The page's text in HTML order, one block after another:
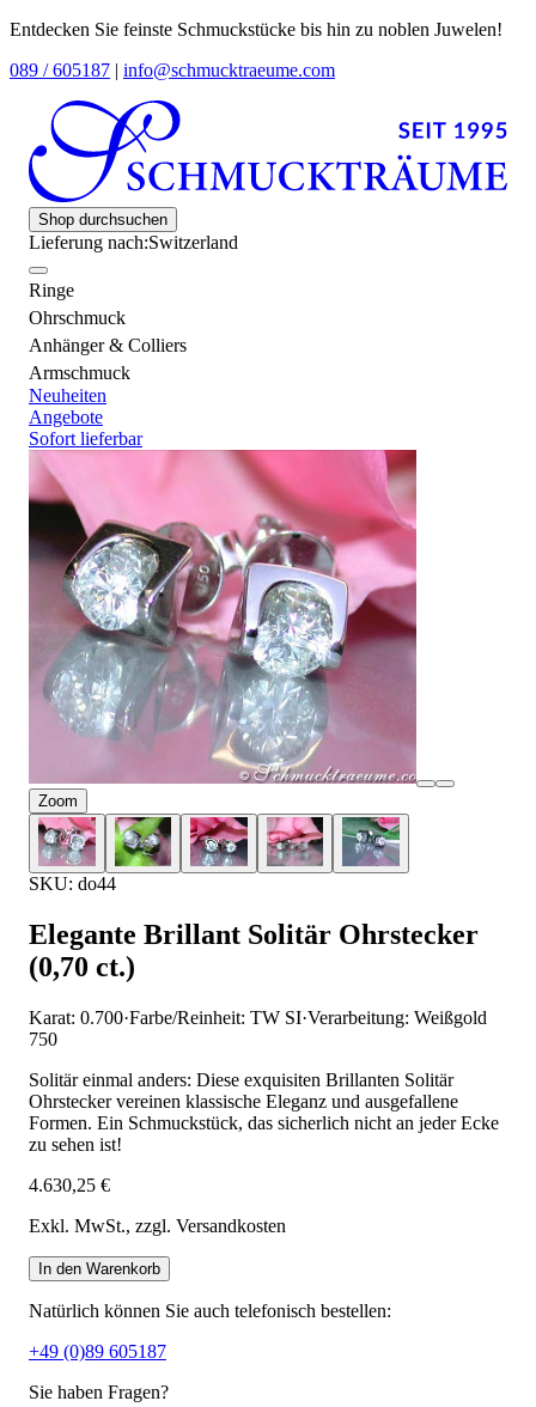
Entdecken Sie feinste Schmuckstücke bis hin zu noblen Juwelen!
089 / 605187 | info@schmucktraeume.com
Shop durchsuchen
Lieferung nach:Switzerland
Ringe
Ohrschmuck
Anhänger & Colliers
Armschmuck
Neuheiten
Angebote
Sofort lieferbar
Zoom
SKU: do44
Elegante Brillant Solitär Ohrstecker
(0,70 ct.)
Karat: 0.700·Farbe/Reinheit: TW SI·Verarbeitung: Weißgold
750
Solitär einmal anders: Diese exquisiten Brillanten Solitär
Ohrstecker vereinen klassische Eleganz und ausgefallene
Formen. Ein Schmuckstück, das sicherlich nicht an jeder Ecke
zu sehen ist!
4.630,25 €
Exkl. MwSt., zzgl. Versandkosten
In den Warenkorb
Natürlich können Sie auch telefonisch bestellen:
+49 (0)89 605187
Sie haben Fragen?